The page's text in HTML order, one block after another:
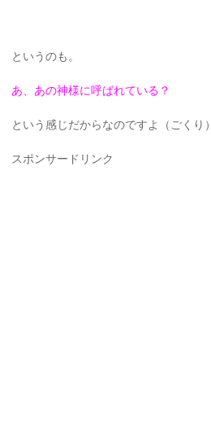
というのも。
あ、あの神様に呼ばれている？
という感じだからなのですよ（ごくり）
スポンサードリンク